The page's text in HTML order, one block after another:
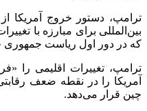
ترامپ، دستور خروج آمریکا
بین‌المللی برای مبارزه با
که در دور اول ریاست جمهوری
ترامپ، تغییرات اقلیمی را
آمریکا را در نقطه ضعف
چین قرار می‌دهد.